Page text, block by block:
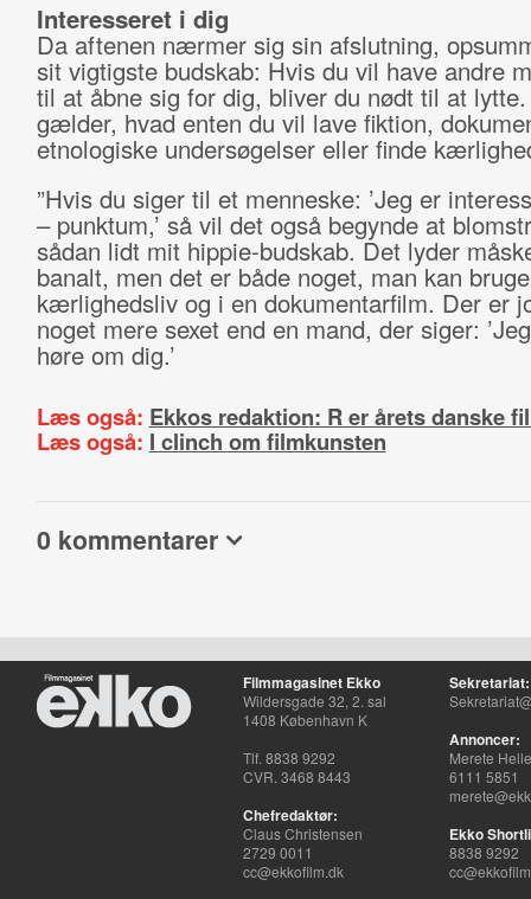
Interesseret i dig
Da aftenen nærmer sig sin afslutning,
sit vigtigste budskab: Hvis du vil have andre
til at åbne sig for dig, bliver du nødt til at
gælder, hvad enten du vil lave fiktion,
etnologiske undersøgelser eller finde
”Hvis du siger til et menneske: ’Jeg er
– punktum,’ så vil det også begynde at
sådan lidt mit hippie-budskab. Det lyder
banalt, men det er både noget, man kan
kærlighedsliv og i en dokumentarfilm. Der er
noget mere sexet end en mand, der siger:
høre om dig.’
Læs også: Ekkos redaktion: R er årets danske
Læs også: I clinch om filmkunsten
0 kommentarer
Filmmagasinet Ekko
Wildersgade 32, 2. sal
1408 København K
Tlf. 8838 9292
CVR. 3468 8443
Chefredaktør:
Claus Christensen
2729 0011
cc@ekkofilm.dk
Sekretariat:
Annoncer:
Merete
6111 5851
Ekko
8838 9292